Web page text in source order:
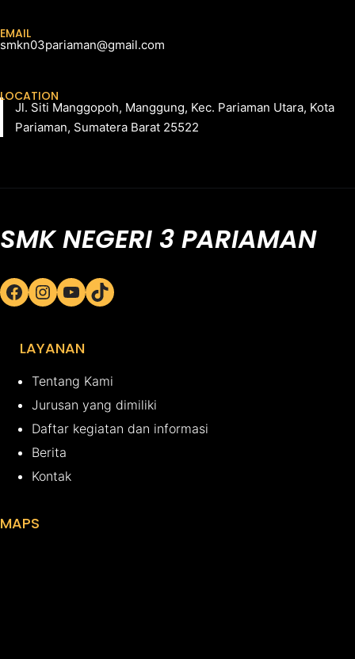
EMAIL
smkn03pariaman@gmail.com
LOCATION
Jl. Siti Manggopoh, Manggung, Kec. Pariaman Utara, Kota
Pariaman, Sumatera Barat 25522
SMK NEGERI 3 PARIAMAN
Facebook Instagram YouTube TikTok
LAYANAN
Tentang Kami
Jurusan yang dimiliki
Daftar kegiatan dan informasi
Berita
Kontak
MAPS